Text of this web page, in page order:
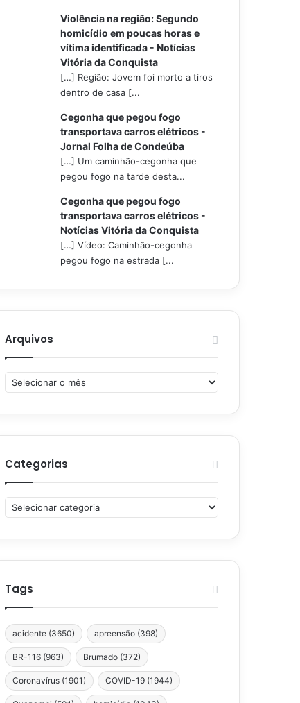
Violência na região: Segundo
homicídio em poucas horas e
vítima identificada - Notícias
Vitória da Conquista
[…] Região: Jovem foi morto a tiros
dentro de casa [...
Cegonha que pegou fogo
transportava carros elétricos -
Jornal Folha de Condeúba
[…] Um caminhão-cegonha que
pegou fogo na tarde desta...
Cegonha que pegou fogo
transportava carros elétricos -
Notícias Vitória da Conquista
[…] Vídeo: Caminhão-cegonha
pegou fogo na estrada [...
Arquivos
Arquivos
Categorias
Categorias
Tags
acidente (3650) apreensão (398)
BR-116 (963) Brumado (372)
Coronavírus (1901) COVID-19 (1944)